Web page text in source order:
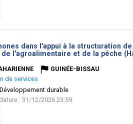
dans l'appui à la structuration
l'agroalimentaire et de la pêche
GUINÉE-BISSAU
de services
Développement durable
: 31/12/2026 23:59